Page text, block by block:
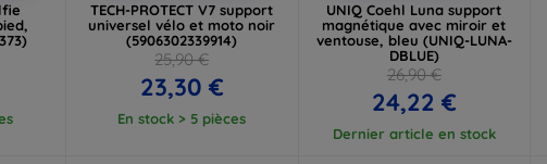
TECH-PROTECT V7 support
universel vélo et moto noir
(5906302339914)
25,90 €
23,30 €
En stock > 5 pièces
UNIQ Coehl Luna support
magnétique avec miroir et
ventouse, bleu (UNIQ-LUNA-
DBLUE)
26,90 €
24,22 €
Dernier article en stock